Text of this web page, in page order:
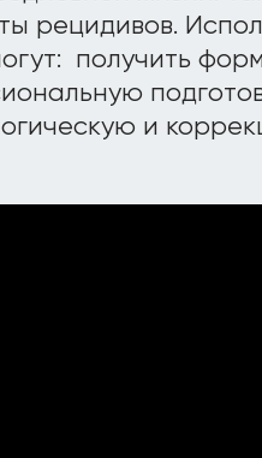
рецидивов.
получить
и